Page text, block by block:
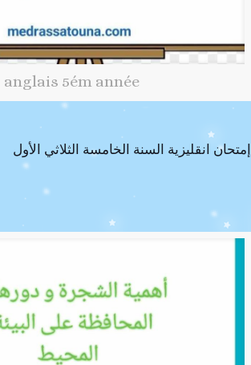
anglais 5ém année
إمتحان انقليزية السنة الخامسة الثلاثي الأول